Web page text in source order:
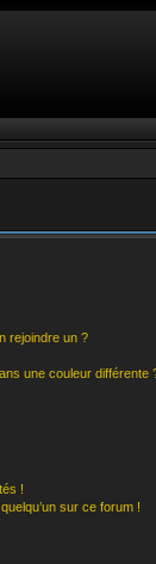
rejoindre un ?
une couleur différente
!
sur ce forum !